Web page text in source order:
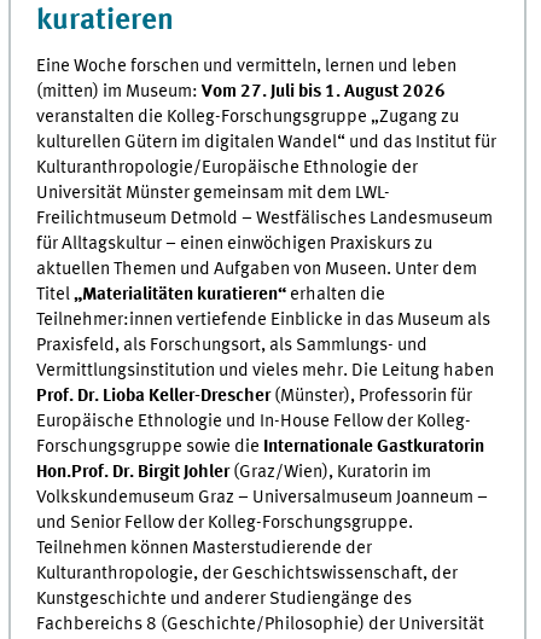
kuratieren
Eine Woche forschen und vermitteln, lernen und leben
(mitten) im Museum:Vom 27. Juli bis 1. August 2026
veranstalten die Kolleg-Forschungsgruppe „Zugang zu
kulturellen Gütern im digitalen Wandel“ und das Institut für
Kulturanthropologie/Europäische Ethnologie der
Universität Münster gemeinsam mit dem LWL-
Freilichtmuseum Detmold – Westfälisches Landesmuseum
für Alltagskultur – einen einwöchigen Praxiskurs zu
aktuellen Themen und Aufgaben von Museen. Unter dem
Titel„Materialitäten kuratieren“ erhalten die
Teilnehmer:innen vertiefende Einblicke in das Museum als
Praxisfeld, als Forschungsort, als Sammlungs- und
Vermittlungsinstitution und vieles mehr. Die Leitung haben
Prof. Dr. Lioba Keller-Drescher(Münster), Professorin für
Europäische Ethnologie und In-House Fellow der Kolleg-
Forschungsgruppe sowie die Internationale Gastkuratorin
Hon.Prof. Dr. Birgit Johler(Graz/Wien), Kuratorin im
Volkskundemuseum Graz – Universalmuseum Joanneum –
und Senior Fellow der Kolleg-Forschungsgruppe.
Teilnehmen können Masterstudierende der
Kulturanthropologie, der Geschichts­­wissenschaft, der
Kunstgeschichte und anderer Studiengänge des
Fachbereichs 8 (Geschichte/Philosophie) der Universität